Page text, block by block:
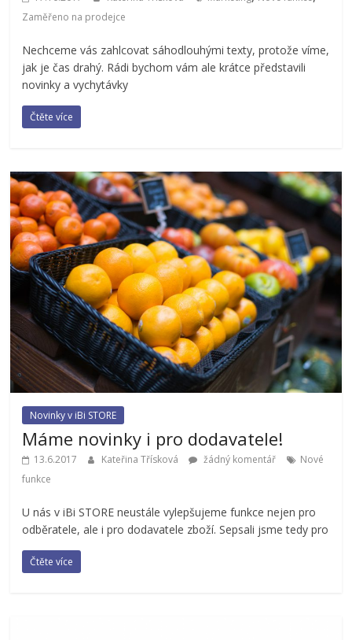
Zaměřeno na prodejce
Nechceme vás zahlcovat sáhodlouhými texty, protože víme,
jak je čas drahý. Rádi bychom vám ale krátce představili
novinky a vychytávky
Čtěte více
Novinky v iBi STORE
Máme novinky i pro dodavatele!
13.6.2017 Kateřina Třísková žádný komentář
Nové
funkce
U nás v iBi STORE neustále vylepšujeme funkce nejen pro
odběratele, ale i pro dodavatele zboží. Sepsali jsme tedy pro
Čtěte více